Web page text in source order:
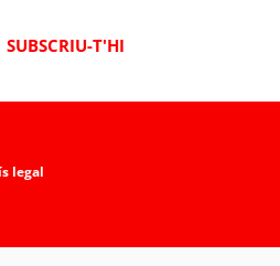
SUBSCRIU-T'HI
legal